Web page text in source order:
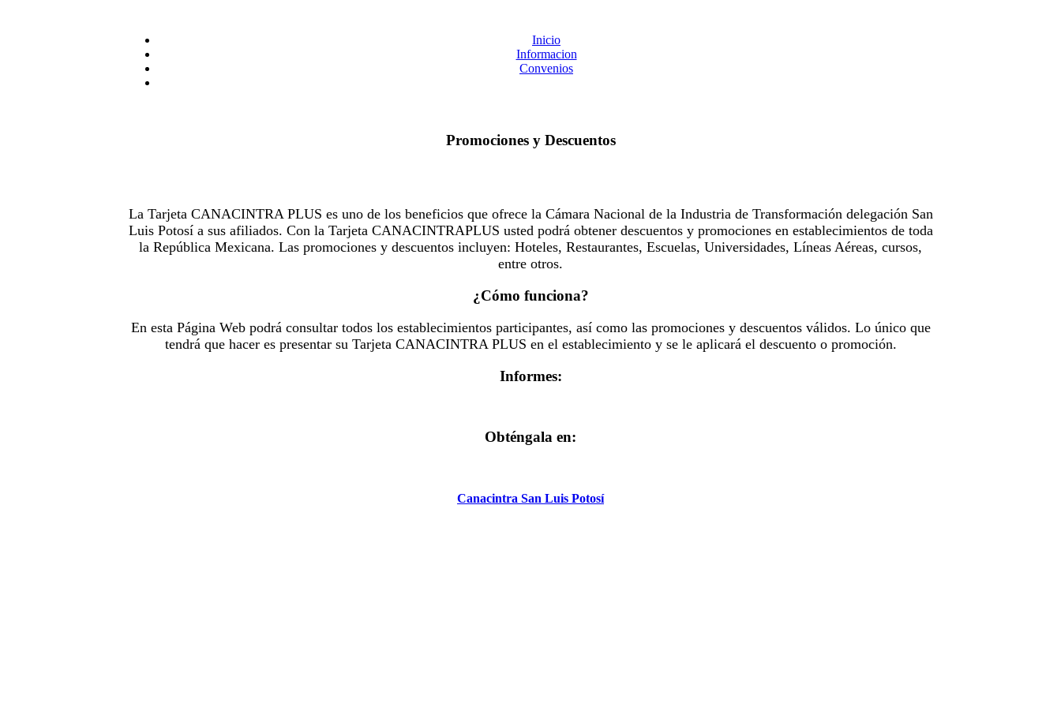
Inicio
Informacion
Convenios
Promociones y Descuentos
La Tarjeta CANACINTRA PLUS es uno de los beneficios que ofrece la Cámara Nacional de la Industria de Transformación delegación San
Luis Potosí a sus afiliados. Con la Tarjeta CANACINTRAPLUS usted podrá obtener descuentos y promociones en establecimientos de toda
la República Mexicana. Las promociones y descuentos incluyen: Hoteles, Restaurantes, Escuelas, Universidades, Líneas Aéreas, cursos,
entre otros.
¿Cómo funciona?
En esta Página Web podrá consultar todos los establecimientos participantes, así como las promociones y descuentos válidos. Lo único que
tendrá que hacer es presentar su Tarjeta CANACINTRA PLUS en el establecimiento y se le aplicará el descuento o promoción.
Informes:
Obténgala en:
Canacintra San Luis Potosí